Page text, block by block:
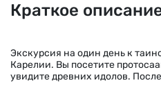
Краткое
Экскурсия на один день к
Карелии. Вы посетите
увидите древних идолов.